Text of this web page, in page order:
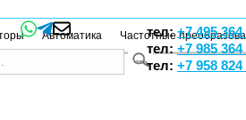
тел:+7 495 364
тел:+7 985 364
тел: +7 958 824
Автоматика Частотные